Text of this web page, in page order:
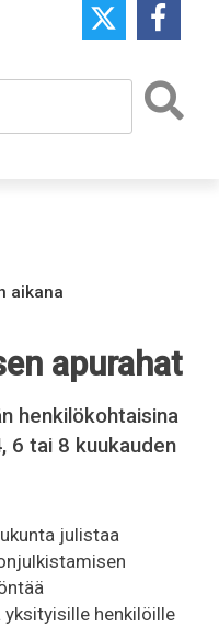
aikana
apurahat
henkilökohtaisina
6 tai 8 kuukauden
julistaa
henkilöille